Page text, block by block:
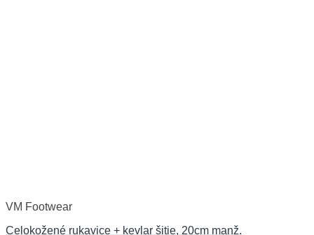
VM Footwear
Celokožené rukavice + kevlar šitie, 20cm manž.